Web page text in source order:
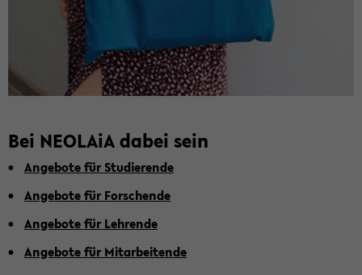
Bei NEO­LA­iA dabei sein
An­ge­bo­te für Stu­die­ren­de
An­ge­bo­te für For­schen­de
An­ge­bo­te für Leh­ren­de
An­ge­bo­te für Mit­ar­bei­ten­de